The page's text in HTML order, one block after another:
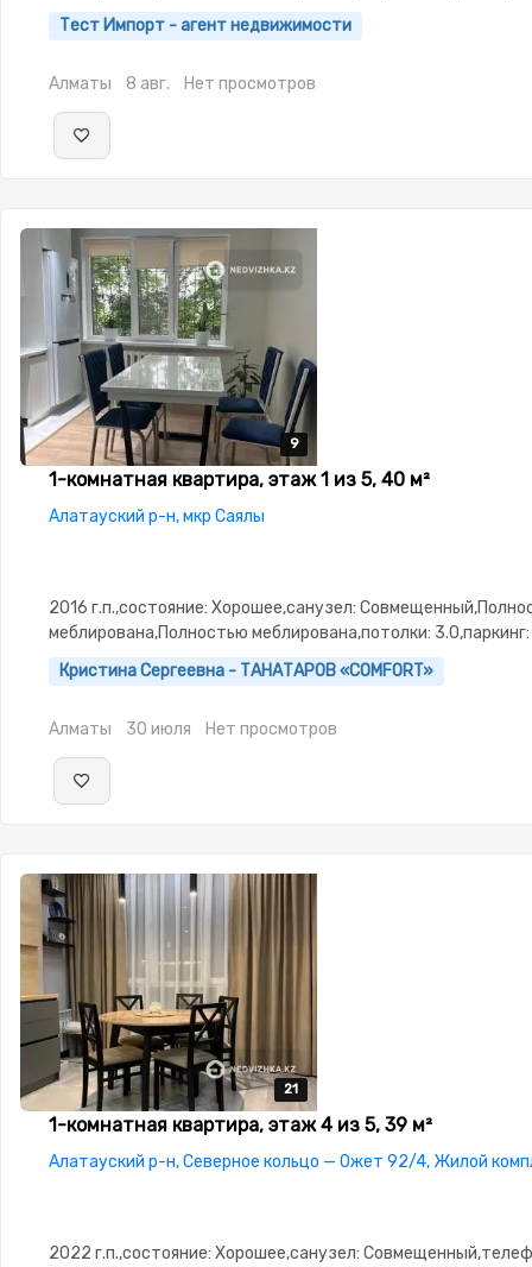
стоянка,Домофон,Видеонаблюдение
Тест Импорт - агент недвижимости
Алматы 8 авг. Нет просмотров
9
9
9
9
9
1-комнатная квартира, этаж 1 из 5, 40 м²
Алатауский р-н, мкр Саялы
2016 г.п.,состояние: Хорошее,санузел:
меблирована,Полностью меблирована,потолки:
охраняемая стоянка,Неугловая,Улучшенная
Кристина Сергеевна - ТАНАТАРОВ «COMFORT»
Алматы 30 июля Нет просмотров
21
21
21
21
21
1-комнатная квартира, этаж 4 из 5, 39 м²
Алатауский р-н, Северное кольцо — Ожет 92/4, Жилой
2022 г.п.,состояние: Хорошее,санузел: